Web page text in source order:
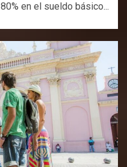
80% en el sueldo básico...